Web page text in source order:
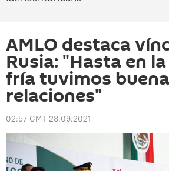
AMLO destaca
Rusia: "Hasta en
fría tuvimos
relaciones"
02:57 GMT 28.09.2021